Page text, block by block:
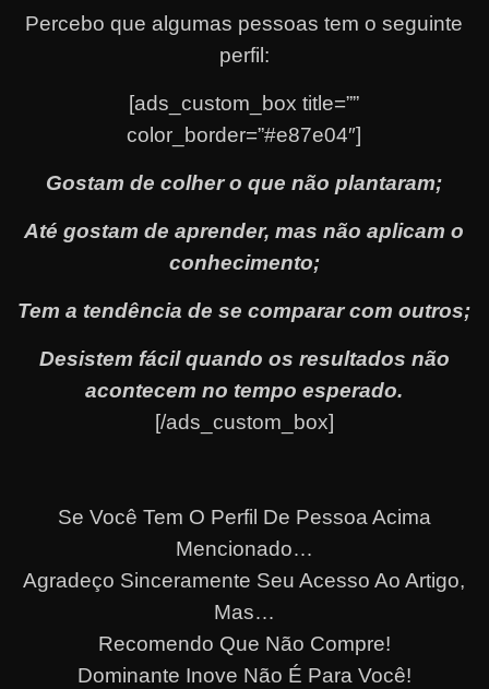
Percebo que algumas pessoas tem o seguinte
perfil:
[ads_custom_box title=””
color_border=”#e87e04″]
Gostam de colher o que não plantaram;
Até gostam de aprender, mas não aplicam o
conhecimento;
Tem a tendência de se comparar com outros;
Desistem fácil quando os resultados não
acontecem no tempo esperado.
[/ads_custom_box]
Se Você Tem O Perfil De Pessoa Acima
Mencionado…
Agradeço Sinceramente Seu Acesso Ao Artigo,
Mas…
Recomendo Que Não Compre!
Dominante Inove Não É Para Você!